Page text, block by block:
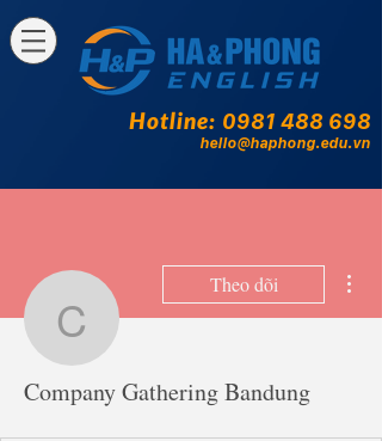
Hotline: 0981 488 698
hello@haphong.edu.vn
Company
Theo dõi
Company Gathering Bandung